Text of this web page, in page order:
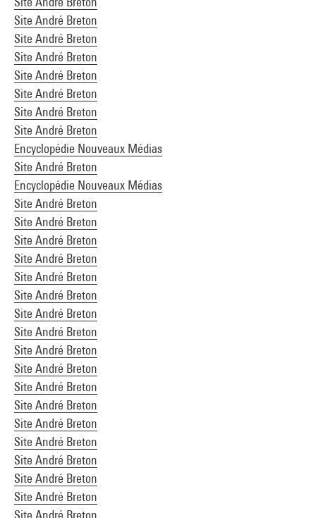
Site André Breton
Site André Breton
Site André Breton
Site André Breton
Site André Breton
Site André Breton
Site André Breton
Encyclopédie Nouveaux Médias
Site André Breton
Encyclopédie Nouveaux Médias
Site André Breton
Site André Breton
Site André Breton
Site André Breton
Site André Breton
Site André Breton
Site André Breton
Site André Breton
Site André Breton
Site André Breton
Site André Breton
Site André Breton
Site André Breton
Site André Breton
Site André Breton
Site André Breton
Site André Breton
Site André Breton